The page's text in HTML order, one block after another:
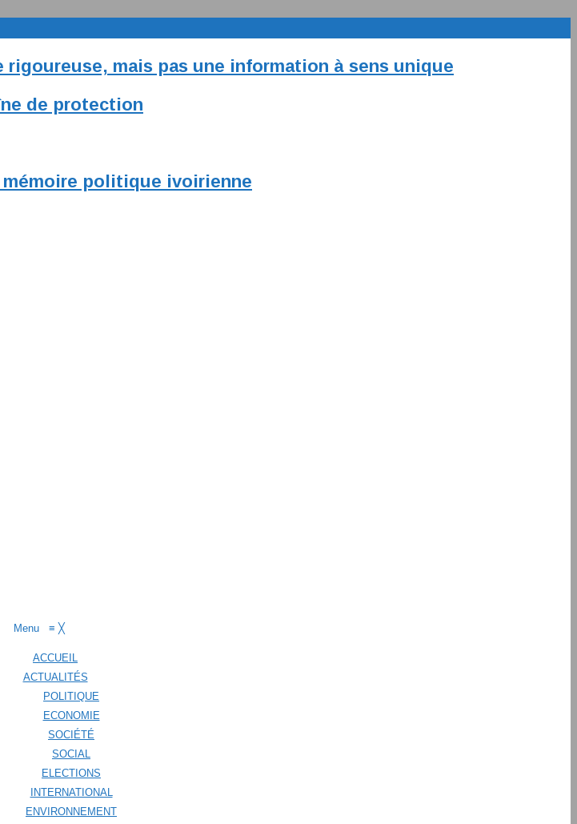
mais pas une information à sens unique
de protection
mémoire politique ivoirienne
Menu ≡ ╳
ACCUEIL
ACTUALITÉS
POLITIQUE
ECONOMIE
SOCIÉTÉ
SOCIAL
ELECTIONS
INTERNATIONAL
ENVIRONNEMENT